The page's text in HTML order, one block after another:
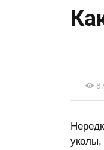
уколы,